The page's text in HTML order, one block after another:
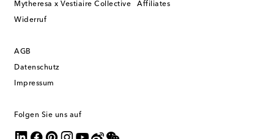
Mytheresa x Vestiaire Collective
Widerruf
Affiliates
AGB
Datenschutz
Impressum
Folgen Sie uns auf